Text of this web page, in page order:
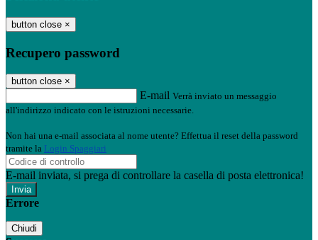
button close ×
Recupero password
button close ×
E-mail Verrà inviato un messaggio
all'indirizzo indicato con le istruzioni necessarie.
Non hai una e-mail associata al nome utente? Effettua il reset della password
tramite la Login Spaggiari
E-mail inviata, si prega di controllare la casella di posta elettronica!
Errore
Chiudi